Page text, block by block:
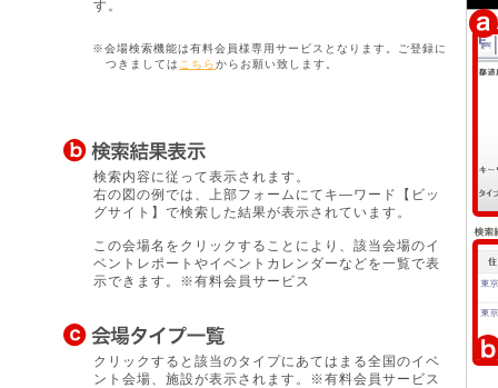
す。
※会場検索機能は有料会員様専用サービスとなります。ご登録に
つきましては こちらからお願い致します。
検索内容に従って表示されます。
右の図の例では、上部フォームにてキ―ワード【ビッ
グサイト】で検索した結果が表示されています。
この会場名をクリックすることにより、該当会場のイ
ベントレポートやイベントカレンダーなどを一覧で表
示できます。※有料会員サービス
クリックすると該当のタイプにあてはまる全国のイベ
ント会場、施設が表示されます。※有料会員サービス